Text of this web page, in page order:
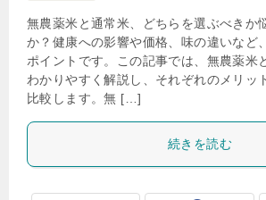
無農薬米と通常米、どちらを選ぶべきか
か？健康への影響や価格、味の違いなど
ポイントです。この記事では、無農薬米
わかりやすく解説し、それぞれのメリッ
比較します。無 […]
続きを読む